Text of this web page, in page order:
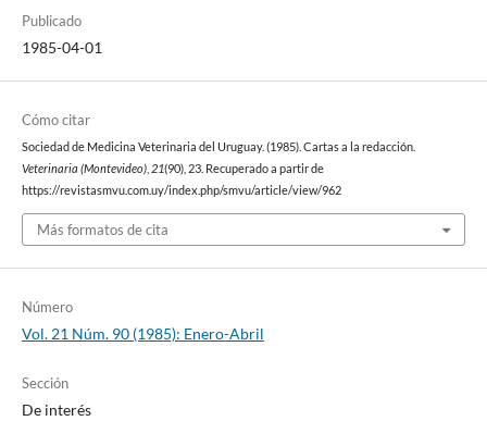
Publicado
1985-04-01
Cómo citar
Sociedad de Medicina Veterinaria del Uruguay. (1985). Cartas a la redacción.
Veterinaria (Montevideo), 21(90), 23. Recuperado a partir de
https://revistasmvu.com.uy/index.php/smvu/article/view/962
Más formatos de cita
Número
Vol. 21 Núm. 90 (1985): Enero-Abril
Sección
De interés